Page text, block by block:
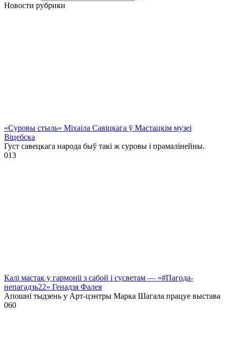
Новости рубрики
«Суровы стыль» Міхаіла Савіцкага ў Мастацкім музеі
Віцебска
Густ савецкага народа быў такі ж суровы і прамалінейны.
013
Калі мастак у гармоніі з сабой і сусветам — «#Пагода-
непагадзь22» Генадзя Фалея
Апошні тыдзень у Арт-цэнтры Марка Шагала працуе выстава
060